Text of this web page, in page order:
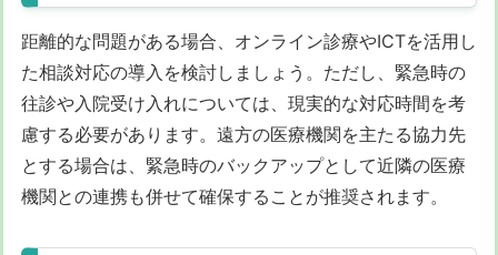
距離的な問題がある場合、オンライン診療やICTを活用し
た相談対応の導入を検討しましょう。ただし、緊急時の
往診や入院受け入れについては、現実的な対応時間を考
慮する必要があります。遠方の医療機関を主たる協力先
とする場合は、緊急時のバックアップとして近隣の医療
機関との連携も併せて確保することが推奨されます。